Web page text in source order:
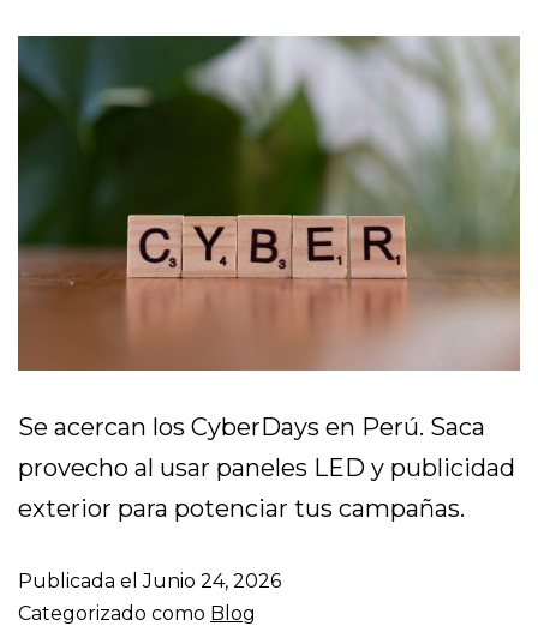
Se acercan los CyberDays en Perú. Saca
provecho al usar paneles LED y publicidad
exterior para potenciar tus campañas.
Publicada elJunio 24, 2026
Categorizado como Blog